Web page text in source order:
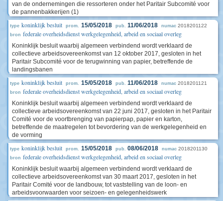
van de ondernemingen die ressorteren onder het Paritair Subcomité voor
de pannenbakkerijen (1)
type koninklijk besluit prom. 15/05/2018 pub. 11/06/2018 numac 2018201122
bron federale overheidsdienst werkgelegenheid, arbeid en sociaal overleg
Koninklijk besluit waarbij algemeen verbindend wordt verklaard de
collectieve arbeidsovereenkomst van 12 oktober 2017, gesloten in het
Paritair Subcomité voor de terugwinning van papier, betreffende de
landingsbanen
type koninklijk besluit prom. 15/05/2018 pub. 11/06/2018 numac 2018201121
bron federale overheidsdienst werkgelegenheid, arbeid en sociaal overleg
Koninklijk besluit waarbij algemeen verbindend wordt verklaard de
collectieve arbeidsovereenkomst van 22 juni 2017, gesloten in het Paritair
Comité voor de voortbrenging van papierpap, papier en karton,
betreffende de maatregelen tot bevordering van de werkgelegenheid en
de vorming
type koninklijk besluit prom. 15/05/2018 pub. 08/06/2018 numac 2018201130
bron federale overheidsdienst werkgelegenheid, arbeid en sociaal overleg
Koninklijk besluit waarbij algemeen verbindend wordt verklaard de
collectieve arbeidsovereenkomst van 30 maart 2017, gesloten in het
Paritair Comité voor de landbouw, tot vaststelling van de loon- en
arbeidsvoorwaarden voor seizoen- en gelegenheidswerk